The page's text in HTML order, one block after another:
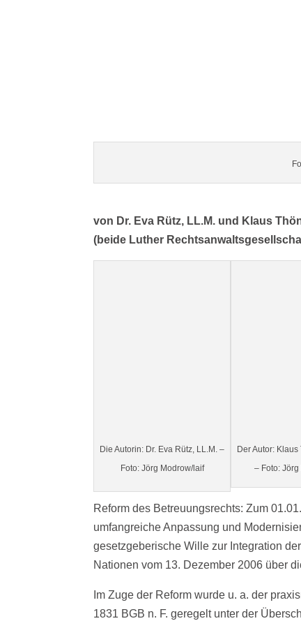
von Dr. Eva Rütz, LL.M. und Klaus
(beide Luther
Die Autorin: Dr. Eva Rütz, LL.M. –
Foto: Jörg Modrow/laif
Der Autor:
– Foto:
Reform des Betreuungsrechts: Zum
umfangreiche Anpassung und
gesetzgeberische Wille zur Integration
Nationen vom 13. Dezember 2006 über
Im Zuge der Reform wurde u. a. der
1831 BGB n. F. geregelt unter der